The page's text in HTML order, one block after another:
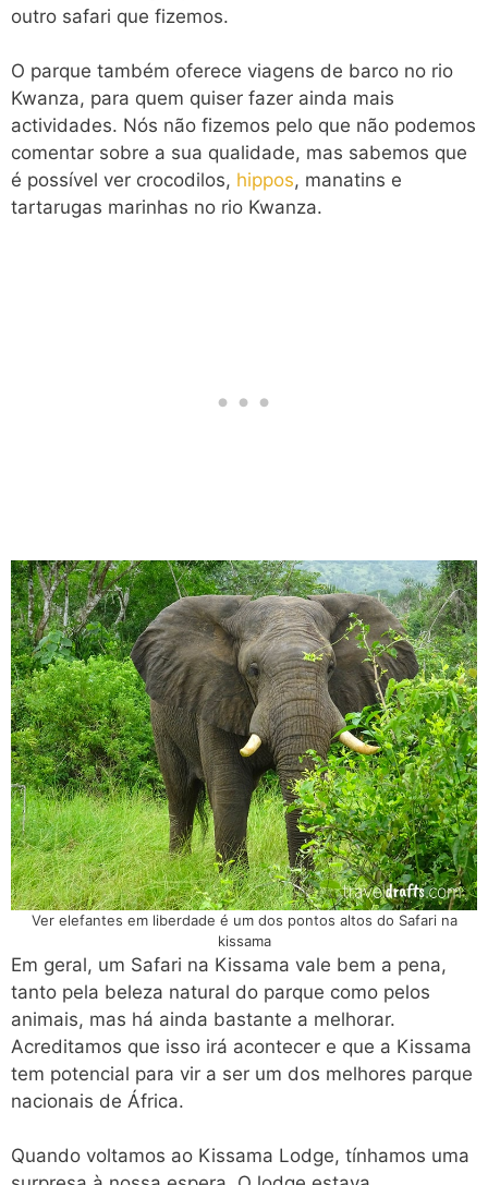
outro safari que fizemos.
O parque também oferece viagens de barco no rio
Kwanza, para quem quiser fazer ainda mais
actividades. Nós não fizemos pelo que não podemos
comentar sobre a sua qualidade, mas sabemos que
é possível ver crocodilos, hippos, manatins e
tartarugas marinhas no rio Kwanza.
Ver elefantes em liberdade é um dos pontos altos do Safari na
kissama
Em geral, um Safari na Kissama vale bem a pena,
tanto pela beleza natural do parque como pelos
animais, mas há ainda bastante a melhorar.
Acreditamos que isso irá acontecer e que a Kissama
tem potencial para vir a ser um dos melhores parque
nacionais de África.
Quando voltamos ao Kissama Lodge, tínhamos uma